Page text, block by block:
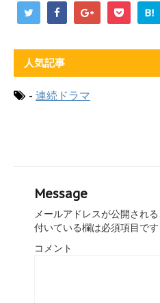
B!
人気記事
- 連続ドラマ
Message
メールアドレスが公開される
付いている欄は必須項目です
コメント